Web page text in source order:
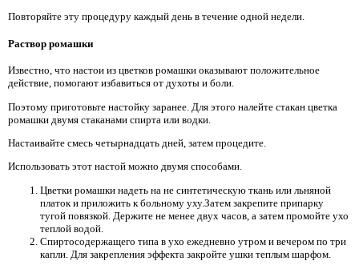
Повторяйте эту процедуру каждый день в течение одной недели.
Раствор ромашки
Известно, что настои из цветков ромашки оказывают положительное
действие, помогают избавиться от духоты и боли.
Поэтому приготовьте настойку заранее. Для этого налейте стакан цветка
ромашки двумя стаканами спирта или водки.
Настаивайте смесь четырнадцать дней, затем процедите.
Использовать этот настой можно двумя способами.
Цветки ромашки надеть на не синтетическую ткань или льняной
платок и приложить к больному уху.Затем закрепите припарку
тугой повязкой. Держите не менее двух часов, а затем промойте ухо
теплой водой.
Спиртосодержащего типа в ухо ежедневно утром и вечером по три
капли. Для закрепления эффекта закройте ушки теплым шарфом.